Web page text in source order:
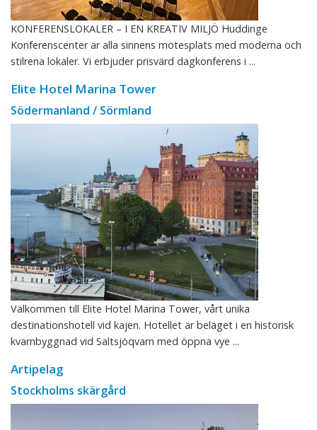
KONFERENSLOKALER – I EN KREATIV MILJÖ Huddinge
Konferenscenter är alla sinnens mötesplats med moderna och
stilrena lokaler. Vi erbjuder prisvärd dagkonferens i ...
Elite Hotel Marina Tower
Södermanland / Sörmland
Välkommen till Elite Hotel Marina Tower, vårt unika
destinationshotell vid kajen. Hotellet är beläget i en historisk
kvarnbyggnad vid Saltsjöqvarn med öppna vye ...
Artipelag
Stockholms skärgård